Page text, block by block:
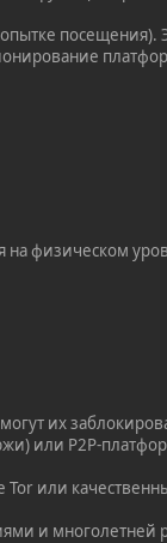
посещения).
на физическом
их
или P2P-
или
и многолетней